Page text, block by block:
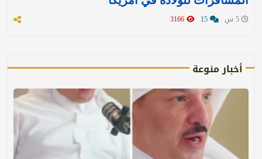
أخبار منوعة